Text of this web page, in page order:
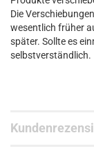
Die
wesentlich früher
später. Sollte es
selbstverständlich.